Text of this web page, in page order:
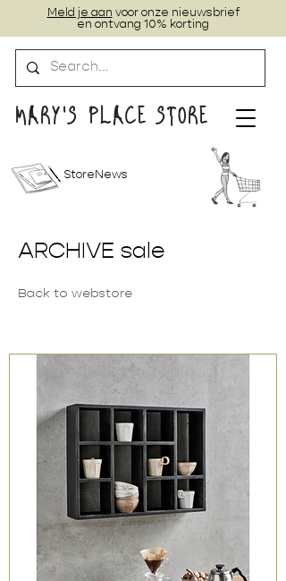
MARY'S PLACE STORE
StoreNews
Meld je aan voor onze nieuwsbrief
en ontvang 10% korting
ARCHIVE sale
Back to webstore